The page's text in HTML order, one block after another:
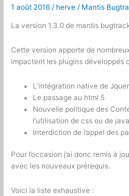
1 août 2016/ herve/ Mantis
La version 1.3.0 de mantis
Cette version apporte de
impactent les plugins développés
L’intégration native de
Le passage au html 5
Nouvelle politique des
l’utilisation de css ou de
Interdiction de l’appel des
Pour l’occasion j’ai donc remis à
avec les nouveaux prérequis.
Voici la liste exhaustive :